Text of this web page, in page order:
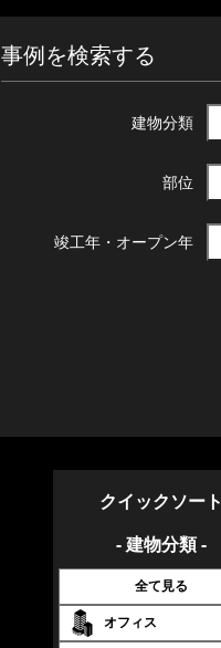
事例を検索する
建物分類
部位
竣工年・ オープン年
クイックソート
- 建物分類 -
全て見る
オフィス